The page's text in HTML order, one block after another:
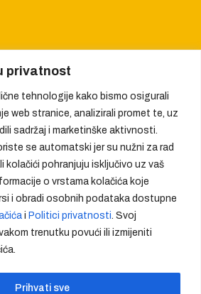
privatnost
tehnologije kako bismo osigurali
web stranice, analizirali promet te, uz
sadržaj i marketinške aktivnosti.
se automatski jer su nužni za rad
kolačići pohranjuju isključivo uz vaš
o vrstama kolačića koje
i obradi osobnih podataka dostupne
i Politici privatnosti . Svoj
trenutku povući ili izmijeniti
Prihvati sve
create trust